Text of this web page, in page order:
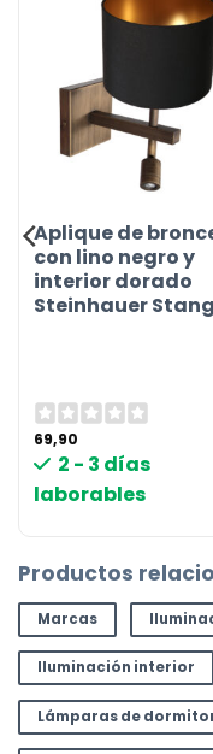
Aplique de
con lino negro y
interior dorado
Steinhauer Stang
69,90
2 - 3 días
laborables
Productos
Marcas
Iluminación interior
Lámparas de